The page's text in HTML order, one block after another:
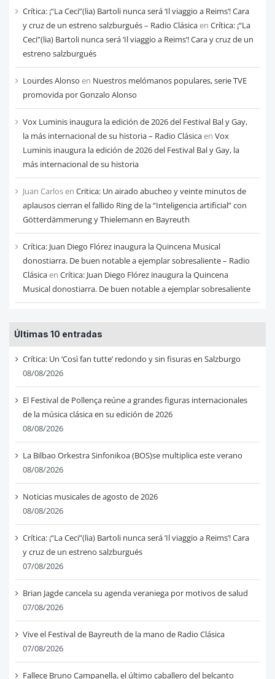
cada
mes
Crítica: ¡“La Ceci”(lia) Bartoli nunca será ‘Il viaggio a Reims’! Cara
y cruz de un estreno salzburgués – Radio Clásicaen Crítica: ¡“La
Ceci”(lia) Bartoli nunca será ‘Il viaggio a Reims’! Cara y cruz de un
estreno salzburgués
Lourdes Alonso en Nuestros melómanos populares, serie TVE
promovida por Gonzalo Alonso
Vox Luminis inaugura la edición de 2026 del Festival Bal y Gay,
la más internacional de su historia – Radio Clásicaen Vox
Luminis inaugura la edición de 2026 del Festival Bal y Gay, la
más internacional de su historia
Juan Carlosen Critica: Un airado abucheo y veinte minutos de
aplausos cierran el fallido Ring de la “Inteligencia artificial” con
Götterdämmerung y Thielemann en Bayreuth
Crítica: Juan Diego Flórez inaugura la Quincena Musical
donostiarra. De buen notable a ejemplar sobresaliente – Radio
Clásicaen Crítica: Juan Diego Flórez inaugura la Quincena
Musical donostiarra. De buen notable a ejemplar sobresaliente
Últimas 10 entradas
Crítica: Un ‘Così fan tutte’ redondo y sin fisuras en Salzburgo
08/08/2026
El Festival de Pollença reúne a grandes figuras internacionales
de la música clásica en su edición de 2026
08/08/2026
La Bilbao Orkestra Sinfonikoa (BOS)se multiplica este verano
08/08/2026
Noticias musicales de agosto de 2026
08/08/2026
Crítica: ¡“La Ceci”(lia) Bartoli nunca será ‘Il viaggio a Reims’! Cara
y cruz de un estreno salzburgués
07/08/2026
Brian Jagde cancela su agenda veraniega por motivos de salud
07/08/2026
Vive el Festival de Bayreuth de la mano de Radio Clásica
07/08/2026
Fallece Bruno Campanella, el último caballero del belcanto